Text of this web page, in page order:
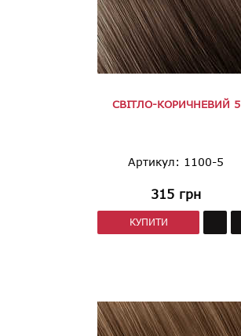
СВІТЛО-КОРИЧНЕВИЙ 5
Артикул: 1100-5
315 грн
КУПИТИ